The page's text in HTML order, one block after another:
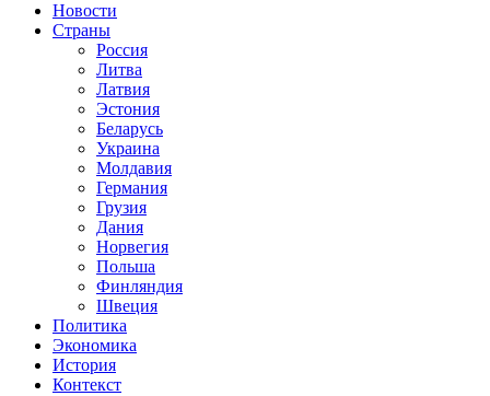
Новости
Страны
Россия
Литва
Латвия
Эстония
Беларусь
Украина
Молдавия
Германия
Грузия
Дания
Норвегия
Польша
Финляндия
Швеция
Политика
Экономика
История
Контекст